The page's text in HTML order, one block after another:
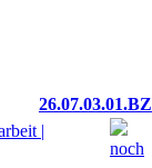
26.07.03.01.BZ
|